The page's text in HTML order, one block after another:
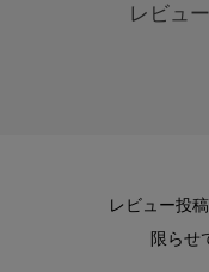
レビュ
レビュー投
限らせ